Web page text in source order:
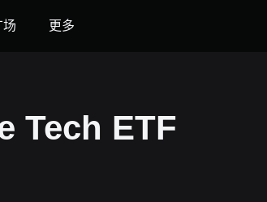
场 更多
Tech ETF